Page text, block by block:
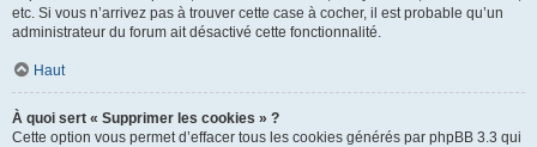
etc. Si vous n’arrivez pas à trouver cette case à cocher, il est probable qu’un
administrateur du forum ait désactivé cette fonctionnalité.
Haut
À quoi sert « Supprimer les cookies » ?
Cette option vous permet d’effacer tous les cookies générés par phpBB 3.3 qui